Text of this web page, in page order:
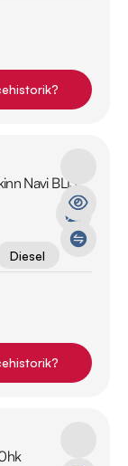
Navi BLIS
Diesel